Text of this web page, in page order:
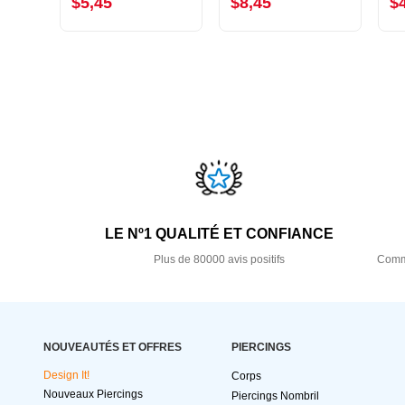
LE Nº1 QUALITÉ ET CONFIANCE
Plus de 80000 avis positifs
NOUVEAUTÉS ET OFFRES
Design It!
Nouveaux Piercings
PIERCINGS
Corps
Piercings Nombril